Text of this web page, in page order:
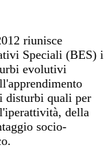
riunisce
Speciali (BES) i
evolutivi
disturbi quali per
della
socio-